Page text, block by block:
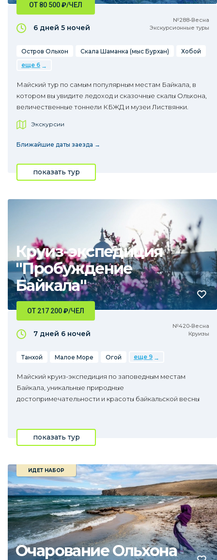
№288•Весна
Экскурсионные туры
ОТ 80 500₽/ЧЕЛ
6 дней 5 ночей
Остров Ольхон Скала Шаманка (мыс Бурхан)
Хобой
еще 6
Майский тур по самым популярным местам Байкала, в
котором вы увидите ледоход и сказочные скалы Ольхона,
величественные тоннели КБЖД и музеи Листвянки.
Экскурсии
Ближайшие даты заезда →
показать тур
Круиз-экспедиция
"Пробуждение
Байкала"
№420•Весна
Круизы
ОТ 217 200₽/ЧЕЛ
7 дней 6 ночей
Танхой Малое Море Огой еще 9
Майский круиз-экспедиция по заповедным местам
Байкала, уникальные природные
достопримечательности и красоты байкальской весны
показать тур
Очарование Ольхона
ИДЕТ НАБОР